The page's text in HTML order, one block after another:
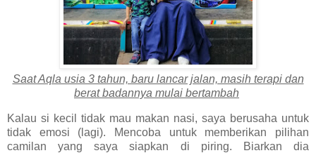
Saat Aqla usia 3 tahun, baru lancar jalan, masih terapi dan
berat badannya mulai bertambah
Kalau si kecil tidak mau makan nasi, saya berusaha untuk
tidak emosi (lagi). Mencoba untuk memberikan pilihan
camilan yang saya siapkan di piring. Biarkan dia